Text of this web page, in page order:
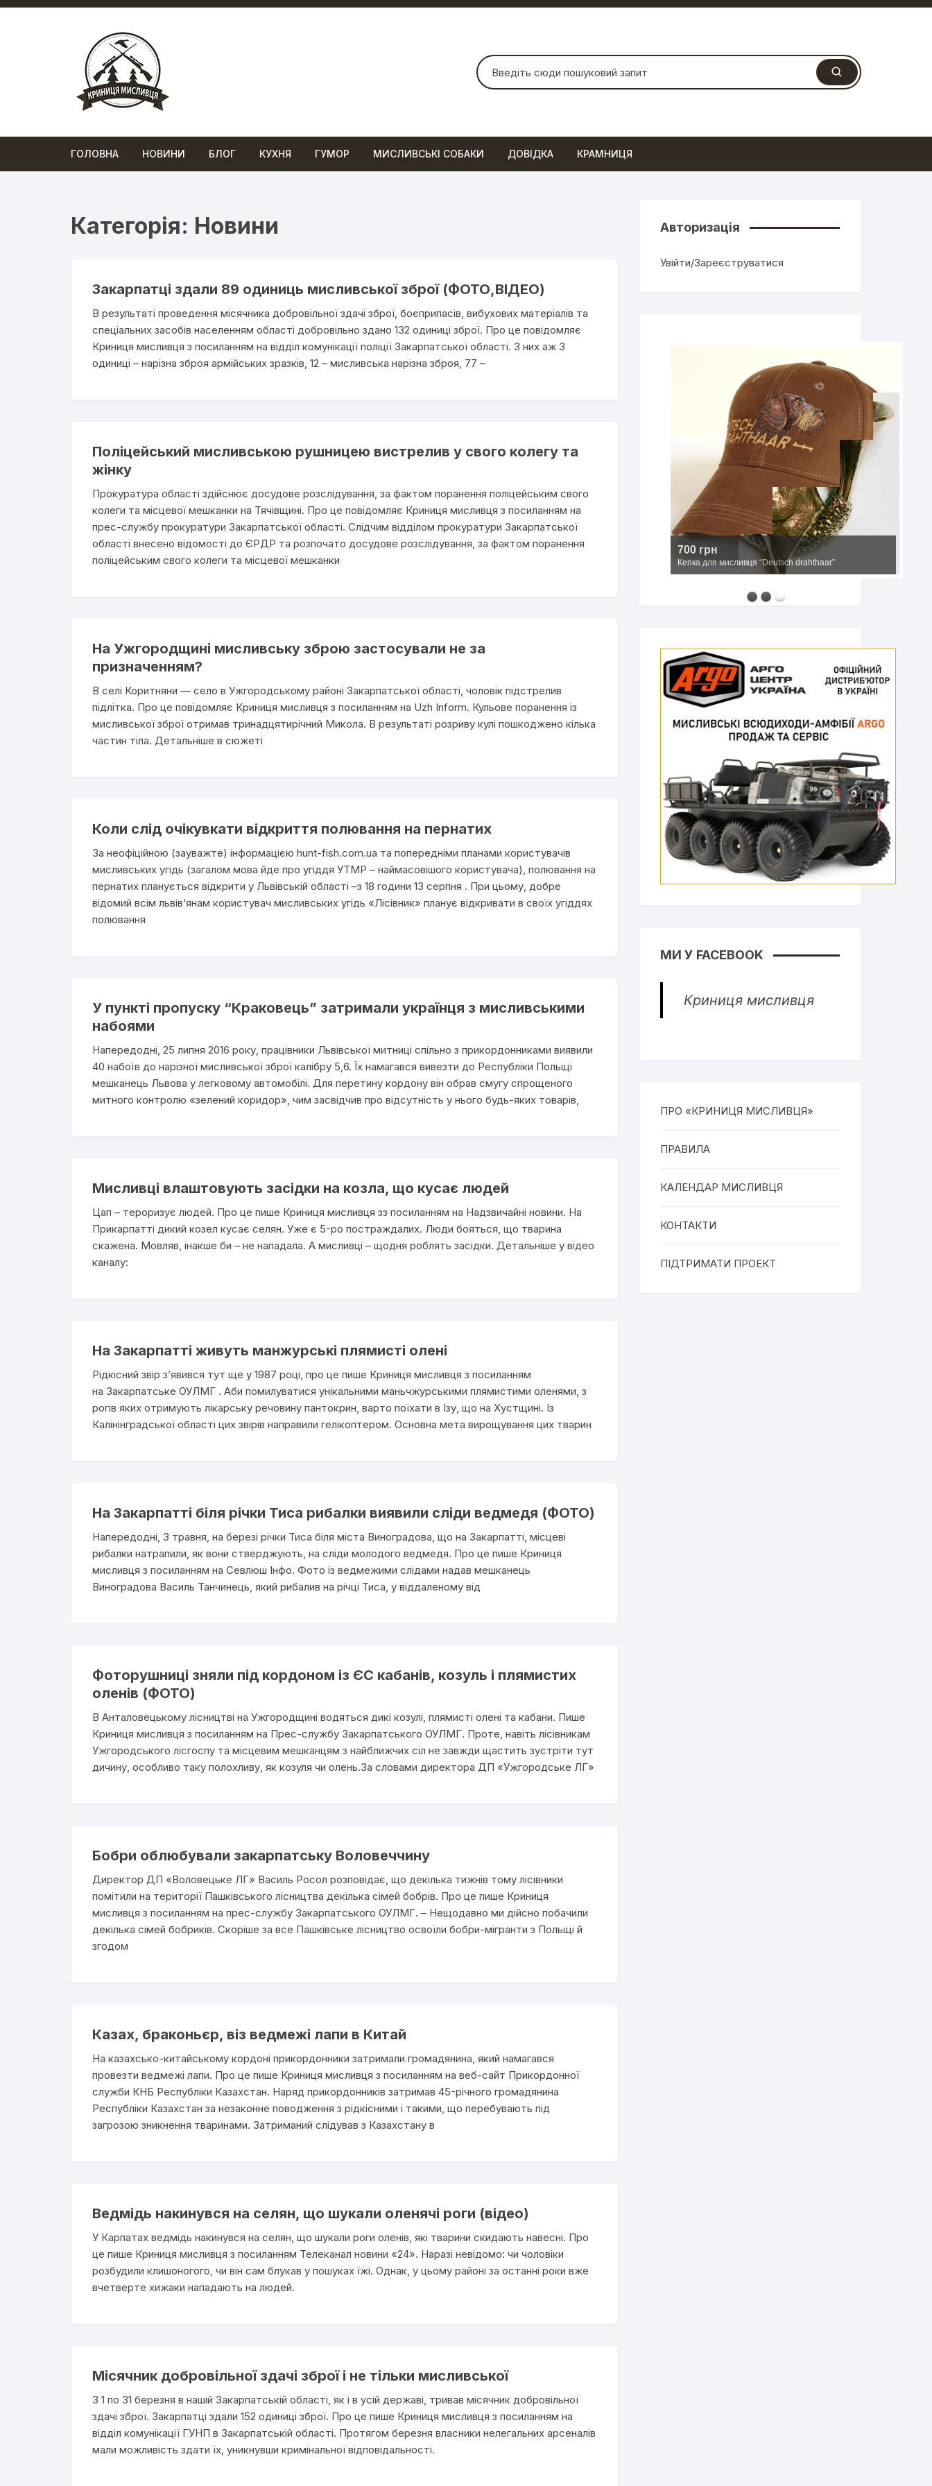
Перейти
Шукати:
ГОЛОВНА НОВИНИ БЛОГ КУХНЯ ГУМОР МИСЛИВСЬКІ СОБАКИ ДОВІДКА КРАМНИЦЯ
Категорія: Новини
Закарпатці здали 89 одиниць мисливської зброї (ФОТО,ВІДЕО)
В результаті проведення місячника добровільної здачі зброї, боєприпасів, вибухових матеріалів та
спеціальних засобів населенням області добровільно здано 132 одиниці зброї. Про це повідомляє
Криниця мисливця з посиланням на відділ комунікації поліції Закарпатської області. З них аж 3
одиниці – нарізна зброя армійських зразків, 12 – мисливська нарізна зброя, 77 –
Поліцейський мисливською рушницею вистрелив у свого колегу та
жінку
Прокуратура області здійснює досудове розслідування, за фактом поранення поліцейським свого
колеги та місцевої мешканки на Тячівщині. Про це повідомляє Криниця мисливця з посиланням на
прес-службу прокуратури Закарпатської області. Слідчим відділом прокуратури Закарпатської
області внесено відомості до ЄРДР та розпочато досудове розслідування, за фактом поранення
поліцейським свого колеги та місцевої мешканки
На Ужгородщині мисливську зброю застосували не за
призначенням?
В селі Коритняни — село в Ужгородському районі Закарпатської області, чоловік підстрелив
підлітка. Про це повідомляє Криниця мисливця з посиланням на Uzh Inform. Кульове поранення із
мисливської зброї отримав тринадцятирічний Микола. В результаті розриву кулі пошкоджено кілька
частин тіла. Детальніше в сюжеті
Коли слід очікувкати відкриття полювання на пернатих
За неофіційною (зауважте) інформацією hunt-fish.com.ua та попередніми планами користувачів
мисливських угідь (загалом мова йде про угіддя УТМР – наймасовішого користувача), полювання на
пернатих планується відкрити у Львівській області –з 18 години 13 серпня . При цьому, добре
відомий всім львів‘янам користувач мисливських угідь «Лісівник» планує відкривати в своїх угіддях
полювання
У пункті пропуску “Краковець” затримали українця з мисливськими
набоями
Напередодні, 25 липня 2016 року, працівники Львівської митниці спільно з прикордонниками виявили
40 набоїв до нарізної мисливської зброї калібру 5,6. Їх намагався вивезти до Республіки Польщі
мешканець Львова у легковому автомобілі. Для перетину кордону він обрав смугу спрощеного
митного контролю «зелений коридор», чим засвідчив про відсутність у нього будь-яких товарів,
Мисливці влаштовують засідки на козла, що кусає людей
Цап – тероризує людей. Про це пише Криниця мисливця зз посиланням на Надзвичайні новини. На
Прикарпатті дикий козел кусає селян. Уже є 5-ро постраждалих. Люди бояться, що тварина
скажена. Мовляв, інакше би – не нападала. А мисливці – щодня роблять засідки. Детальніше у відео
каналу:
На Закарпатті живуть манжурські плямисті олені
Рідкісний звір з’явився тут ще у 1987 році, про це пише Криниця мисливця з посиланням
на Закарпатське ОУЛМГ . Аби помилуватися унікальними маньчжурськими плямистими оленями, з
рогів яких отримують лікарську речовину пантокрин, варто поїхати в Ізу, що на Хустщині. Iз
Калінінградської області цих звірів направили гелікоптером. Основна мета вирощування цих тварин
На Закарпатті біля річки Тиса рибалки виявили сліди ведмедя (ФОТО)
Напередодні, 3 травня, на березі річки Тиса біля міста Виноградова, що на Закарпатті, місцеві
рибалки натрапили, як вони стверджують, на сліди молодого ведмедя. Про це пише Криниця
мисливця з посиланням на Севлюш Інфо. Фото із ведмежими слідами надав мешканець
Виноградова Василь Танчинець, який рибалив на річці Тиса, у віддаленому від
Фоторушниці зняли під кордоном із ЄС кабанів, козуль і плямистих
оленів (ФОТО)
В Анталовецькому лісництві на Ужгородщині водяться дикі козулі, плямисті олені та кабани. Пише
Криниця мисливця з посиланням на Прес-службу Закарпатського ОУЛМГ. Проте, навіть лісівникам
Ужгородського лісгоспу та місцевим мешканцям з найближчих сіл не завжди щастить зустріти тут
дичину, особливо таку полохливу, як козуля чи олень.За словами директора ДП «Ужгородське ЛГ»
Бобри облюбували закарпатську Воловеччину
Директор ДП «Воловецьке ЛГ» Василь Росол розповідає, що декілька тижнів тому лісівники
помітили на території Пашківського лісництва декілька сімей бобрів. Про це пише Криниця
мисливця з посиланням на прес-службу Закарпатського ОУЛМГ. – Нещодавно ми дійсно побачили
декілька сімей бобриків. Скоріше за все Пашківське лісництво освоїли бобри-мігранти з Польщі й
згодом
Казах, браконьєр, віз ведмежі лапи в Китай
На казахсько-китайському кордоні прикордонники затримали громадянина, який намагався
провезти ведмежі лапи. Про це пише Криниця мисливця з посиланням на веб-сайт Прикордонної
служби КНБ Республіки Казахстан. Наряд прикордонників затримав 45-річного громадянина
Республіки Казахстан за незаконне поводження з рідкісними і такими, що перебувають під
загрозою зникнення тваринами. Затриманий слідував з Казахстану в
Ведмідь накинувся на селян, що шукали оленячі роги (відео)
У Карпатах ведмідь накинувся на селян, що шукали роги оленів, які тварини скидають навесні. Про
це пише Криниця мисливця з посиланням Телеканал новини «24». Наразі невідомо: чи чоловіки
розбудили клишоногого, чи він сам блукав у пошуках їжі. Однак, у цьому районі за останні роки вже
вчетверте хижаки нападають на людей.
Місячник добровільної здачі зброї і не тільки мисливської
З 1 по 31 березня в нашій Закарпатській області, як і в усій державі, тривав місячник добровільної
здачі зброї. Закарпатці здали 152 одиниці зброї. Про це пише Криниця мисливця з посиланням на
відділ комунікації ГУНП в Закарпатській області. Протягом березня власники нелегальних арсеналів
мали можливість здати їх, уникнувши кримінальної відповідальності.
Авторизація
Увійти/Зареєструватися
2500 грн
Мисливський капелюх з широкими полями
МИ У FACEBOOK
Криниця мисливця
ПРО «КРИНИЦЯ МИСЛИВЦЯ»
ПРАВИЛА
КАЛЕНДАР МИСЛИВЦЯ
КОНТАКТИ
ПІДТРИМАТИ ПРОЕКТ